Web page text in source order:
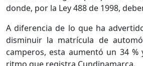
donde, por la Ley 488 de 1998,
A diferencia de lo que ha
disminuir la matrícula de
camperos, esta aumentó un 34 %
ritmo que registra Cundinamarca.